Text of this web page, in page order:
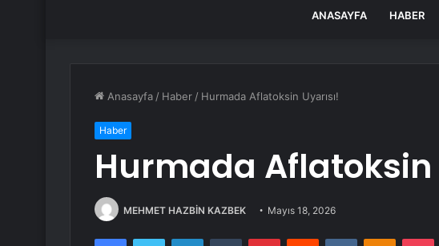
ANASAYFA HABER
Anasayfa / Haber / Hurmada Aflatoksin Uyarısı!
Haber
Hurmada Aflatoksin
MEHMET HAZBİN KAZBEK Mayıs 18, 2026
FacebookTwitter LinkedInTumblr PinterestReddit VKontakte